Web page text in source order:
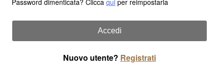
Accedi
Nuovo utente? Registrati